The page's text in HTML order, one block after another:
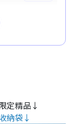
定精品↓
納袋↓